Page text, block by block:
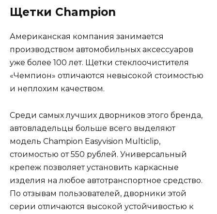
Щетки Champion
Американская компания занимается
производством автомобильных аксессуаров
уже более 100 лет. Щетки стеклоочистителя
«Чемпион» отличаются невысокой стоимостью
и неплохим качеством.
Среди самых лучших дворников этого бренда,
автовладельцы больше всего выделяют
модель Champion Easyvision Multiclip,
стоимостью от 550 рублей. Универсальный
крепеж позволяет установить каркасные
изделия на любое автотранспортное средство.
По отзывам пользователей, дворники этой
серии отличаются высокой устойчивостью к